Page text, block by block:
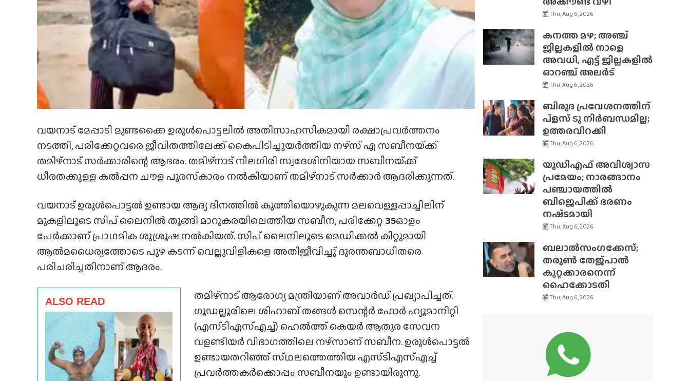
വയനാട് മേപ്പാടി മുണ്ടക്കൈ ഉരുൾപൊട്ടലിൽ അതിസാഹസികമായി രക്ഷാപ്രവർത്തനം
നടത്തി, പരിക്കേറ്റവരെ ജീവിതത്തിലേക്ക് കൈപിടിച്ചുയർത്തിയ നഴ്‌സ് എ സബീനയ്‌ക്ക്
തമിഴ്‌നാട് സർക്കാരിന്റെ ആദരം. തമിഴ്‌നാട് നീലഗിരി സ്വദേശിനിയായ സബീനയ്‌ക്ക്‌
ധീരതക്കുള്ള കൽപ്പന ചൗള പുരസ്‌കാരം നൽകിയാണ് തമിഴ്‌നാട് സർക്കാർ ആദരിക്കുന്നത്.
വയനാട് ഉരുൾപൊട്ടൽ ഉണ്ടായ ആദ്യ ദിനത്തിൽ കുത്തിയൊഴുകുന്ന മലവെള്ളപ്പാച്ചിലിന്
മുകളിലൂടെ സിപ് ലൈനിൽ തൂങ്ങി മാറുകരയിലെത്തിയ സബീന, പരിക്കേറ്റ 35ഓളം
പേർക്കാണ് പ്രാഥമിക ശുശ്രൂഷ നൽകിയത്. സിപ് ലൈനിലൂടെ മെഡിക്കൽ കിറ്റുമായി
ആൽമധൈര്യത്തോടെ പുഴ കടന്ന് വെല്ലുവിളികളെ അതിജീവിച്ചു് ദുരന്തബാധിതരെ
പരിചരിച്ചതിനാണ് ആദരം.
ALSO READ
തമിഴ്‌നാട് ആരോഗ്യ മന്ത്രിയാണ് അവാർഡ് പ്രഖ്യാപിച്ചത്.
ഗൂഡല്ലൂരിലെ ശിഹാബ് തങ്ങൾ സെന്റർ ഫോർ ഹ്യൂമാനിറ്റി
(എസ്‌ടിഎസ്‌എച്ച്) ഹെൽത്ത് കെയർ ആതുര സേവന
വളണ്ടിയർ വിഭാഗത്തിലെ നഴ്‌സാണ് സബീന. ഉരുൾപൊട്ടൽ
ഉണ്ടായതറിഞ്ഞ് സ്‌ഥലത്തെത്തിയ എസ്‌ടിഎസ്‌എച്ച്
പ്രവർത്തകർക്കൊപ്പം സബീനയും ഉണ്ടായിരുന്നു.
Thu, Aug 6, 2026
കനത്ത മഴ; അഞ്ച്
ജില്ലകളിൽ നാളെ
അവധി, എട്ട് ജില്ലകളിൽ
ഓറഞ്ച് അലർട്
Thu, Aug 6, 2026
ബിരുദ പ്രവേശനത്തിന്
പ്ളസ് ടു നിർബന്ധമില്ല;
ഉത്തരവിറക്കി
Thu, Aug 6, 2026
യുഡിഎഫ് അവിശ്വാസ
പ്രമേയം; നാരങ്ങാനം
പഞ്ചായത്തിൽ
ബിജെപിക്ക് ഭരണം
നഷ്‌ടമായി
Thu, Aug 6, 2026
ബലാൽസംഗക്കേസ്;
തരുൺ തേജ്‌പാൽ
കുറ്റക്കാരനെന്ന്
ഹൈക്കോടതി
Thu, Aug 6, 2026